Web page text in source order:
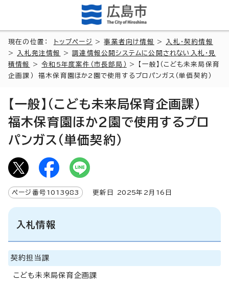
現在の位置： トップページ >事業者向け情報 >
入札・契約情報
>
入札発注情報 >調達情報公開システムに公開されない入札・見
積情報
>令和5年度案件（市長部局）
> 【一般】（こども未来局保育
企画課） 福木保育園ほか2園で使用するプロパンガス（単価契約）
【一般】（こども未来局保育企画課）
福木保育園ほか2園で使用するプロ
パンガス（単価契約）
ページ番号 1013983 更新日 2025年2月 16 日
入札情報
契約担当課
こども未来局保育企画課